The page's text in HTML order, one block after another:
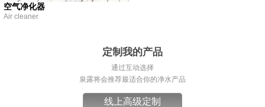
空气净化器
Air cleaner
定制我的产品
通过互动选择
泉露将会推荐最适合你的净水产品
线上高级定制